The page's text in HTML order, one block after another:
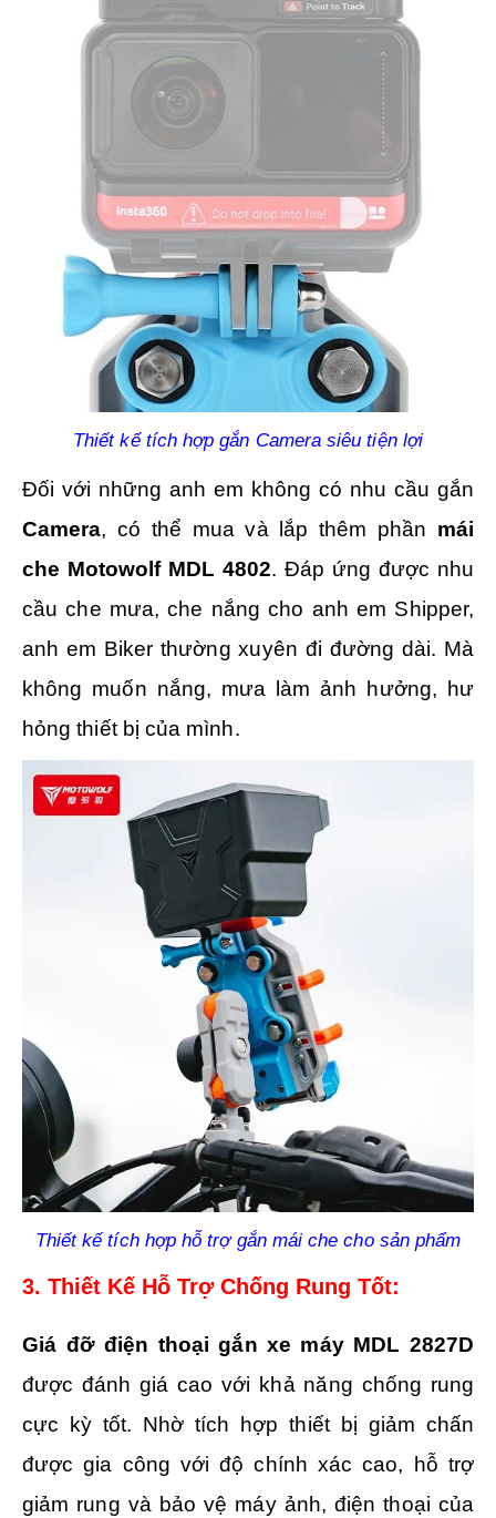
Thiết kế tích hợp gắn Camera siêu tiện lợi
Đối với những anh em không có nhu cầu gắn
Camera, có thể mua và lắp thêm phần mái
che Motowolf MDL 4802. Đáp ứng được nhu
cầu che mưa, che nắng cho anh em Shipper,
anh em Biker thường xuyên đi đường dài. Mà
không muốn nắng, mưa làm ảnh hưởng, hư
hỏng thiết bị của mình.
Thiết kế tích hợp hỗ trợ gắn mái che cho sản phẩm
3. Thiết Kế Hỗ Trợ Chống Rung Tốt:
Giá đỡ điện thoại gắn xe máy MDL 2827D
được đánh giá cao với khả năng chống rung
cực kỳ tốt. Nhờ tích hợp thiết bị giảm chấn
được gia công với độ chính xác cao, hỗ trợ
giảm rung và bảo vệ máy ảnh, điện thoại của